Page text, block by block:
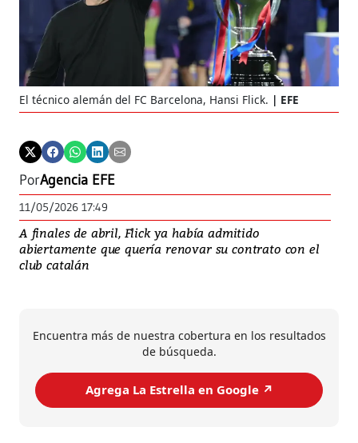
El técnico alemán del FC Barcelona, Hansi Flick. EFE
PorAgencia EFE
11/05/2026 17:49
A finales de abril, Flick ya había admitido
abiertamente que quería renovar su contrato con el
club catalán
Encuentra más de nuestra cobertura en los resultados
de búsqueda.
Agrega La Estrella en Google ↗️